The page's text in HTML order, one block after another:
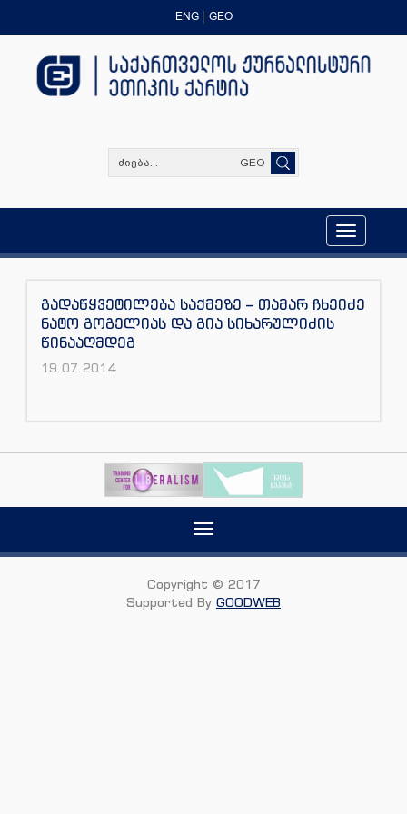
ENG GEO
GEO
Toggle
navigation
გადაწყვეტილება საქმეზე – თამარ ჩხეიძე
ნატო გოგელიას და გია სიხარულიძის
წინააღმდეგ
19.07.2014
Toggle
Copyright © 2017
Supported By GOODWEB